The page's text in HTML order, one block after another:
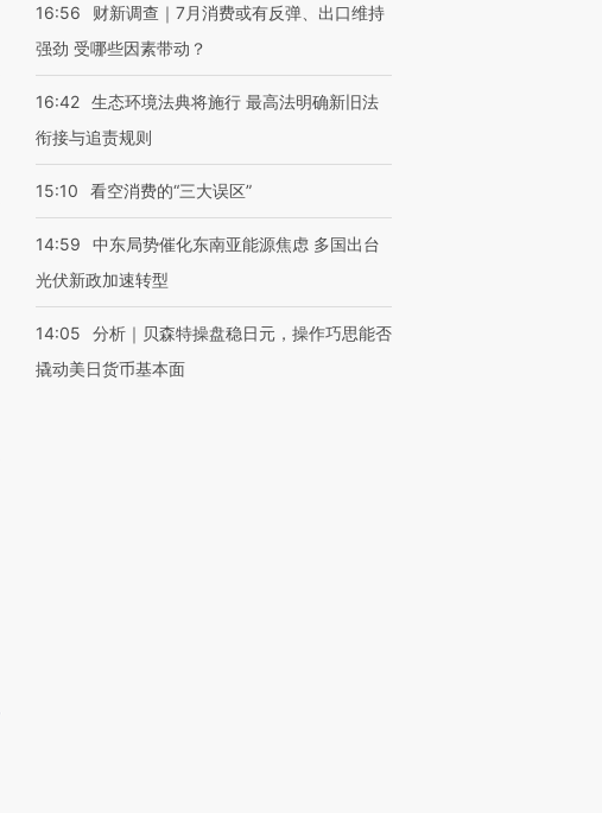
16:56
财新调查｜7月消费或有反弹、出口维持
强劲 受哪些因素带动？
16:42 生态环境法典将施行 最高法明确新旧法
衔接与追责规则
15:10 看空消费的“三大误区”
14:59
中东局势催化东南亚能源焦虑 多国出台
光伏新政加速转型
14:05
分析｜贝森特操盘稳日元，操作巧思能否
撬动美日货币基本面